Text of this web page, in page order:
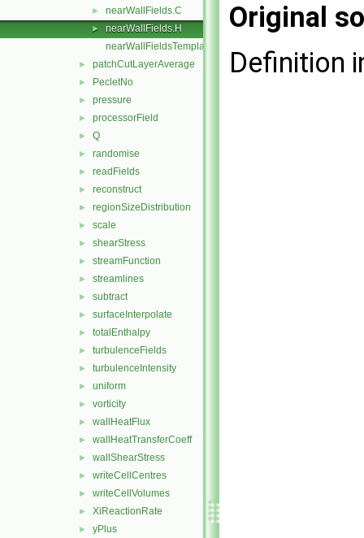
► nearWallFields.C
►
nearWallFields.H
nearWallFieldsTemplates.C
► patchCutLayerAverage
► PecletNo
► pressure
► processorField
► Q
► randomise
► readFields
► reconstruct
► regionSizeDistribution
► scale
► shearStress
► streamFunction
► streamlines
► subtract
► surfaceInterpolate
► totalEnthalpy
► turbulenceFields
► turbulenceIntensity
► uniform
► vorticity
► wallHeatFlux
► wallHeatTransferCoeff
► wallShearStress
► writeCellCentres
► writeCellVolumes
► XiReactionRate
► yPlus
Original
Definition